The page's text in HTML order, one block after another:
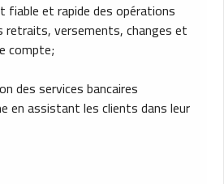
et rapide des opérations
retraits, versements, changes et
compte;
des services bancaires
en assistant les clients dans leur